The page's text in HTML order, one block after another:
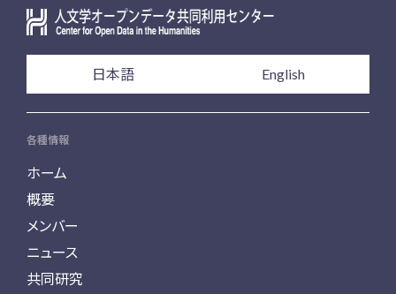
日本語 English
各種情報
ホーム
概要
メンバー
ニュース
共同研究